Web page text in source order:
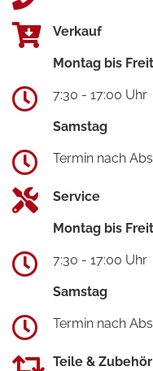
Verkauf
Montag bis
7:30 - 17:00 Uhr
Samstag
Termin nach
Service
Montag bis
7:30 - 17:00 Uhr
Samstag
Termin nach
Teile & Zubehör